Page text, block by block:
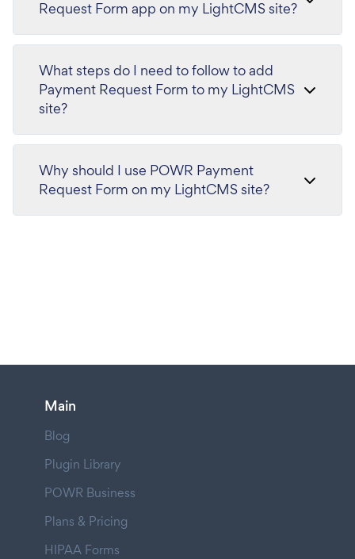
Request Form app on my LightCMS site?
What steps do I need to follow to add
Payment Request Form to my LightCMS
site?
Why should I use POWR Payment
Request Form on my LightCMS site?
Main
Blog
Plugin Library
POWR Business
Plans & Pricing
HIPAA Forms